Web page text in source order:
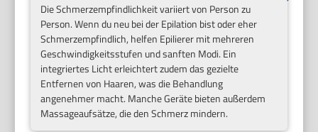
Die Schmerzempfindlichkeit variiert von Person zu
Person. Wenn du neu bei der Epilation bist oder eher
Schmerzempfindlich, helfen Epilierer mit mehreren
Geschwindigkeitsstufen und sanften Modi. Ein
integriertes Licht erleichtert zudem das gezielte
Entfernen von Haaren, was die Behandlung
angenehmer macht. Manche Geräte bieten außerdem
Massageaufsätze, die den Schmerz mindern.